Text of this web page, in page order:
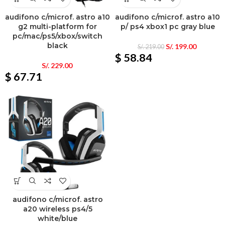
audifono c/microf. astro a10
g2 multi-platform for
pc/mac/ps5/xbox/switch
black
S/.229.00
$ 67.71
audifono c/microf. astro a10
p/ ps4 xbox1 pc gray blue
S/.219.00 S/.199.00
$ 58.84
audifono c/microf. astro
a20 wireless ps4/5
white/blue